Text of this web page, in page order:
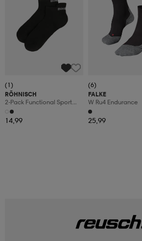
(1)
RÖHNISCH
2-Pack Functional Sport
Socks
14,99
(6)
FALKE
W Ru4 Endurance
25,99